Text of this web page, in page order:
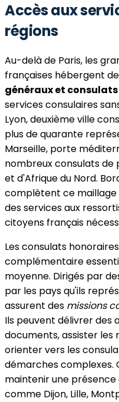
Accès aux
régions
Au-delà de Paris, les
françaises hébergent
généraux et consulats
services consulaires
Lyon, deuxième ville
plus de quarante
Marseille, porte
nombreux consulats de
et d'Afrique du Nord.
complètent ce
des services aux
citoyens français
Les consulats
complémentaire
moyenne. Dirigés par
par les pays qu'ils
assurent des missions
Ils peuvent délivrer des
documents, assister
orienter vers les
démarches
maintenir une
comme Dijon, Lille,